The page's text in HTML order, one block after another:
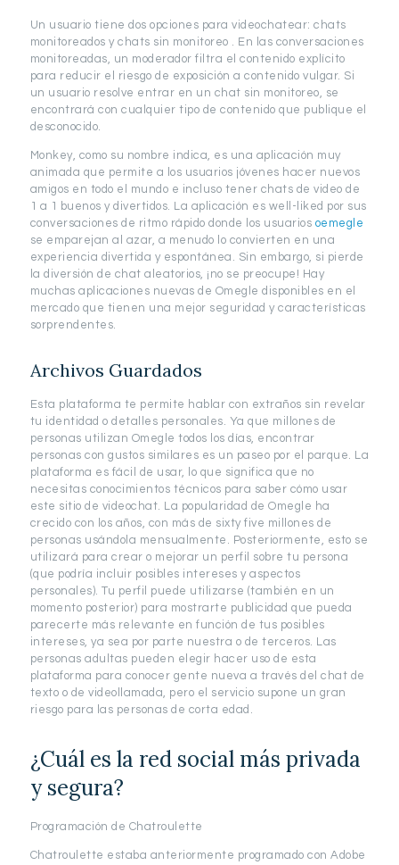
Un usuario tiene dos opciones para videochatear: chats
monitoreados y chats sin monitoreo . En las conversaciones
monitoreadas, un moderador filtra el contenido explícito
para reducir el riesgo de exposición a contenido vulgar. Si
un usuario resolve entrar en un chat sin monitoreo, se
encontrará con cualquier tipo de contenido que publique el
desconocido.
Monkey, como su nombre indica, es una aplicación muy
animada que permite a los usuarios jóvenes hacer nuevos
amigos en todo el mundo e incluso tener chats de video de
1 a 1 buenos y divertidos. La aplicación es well-liked por sus
conversaciones de ritmo rápido donde los usuarios oemegle
se emparejan al azar, a menudo lo convierten en una
experiencia divertida y espontánea. Sin embargo, si pierde
la diversión de chat aleatorios, ¡no se preocupe! Hay
muchas aplicaciones nuevas de Omegle disponibles en el
mercado que tienen una mejor seguridad y características
sorprendentes.
Archivos Guardados
Esta plataforma te permite hablar con extraños sin revelar
tu identidad o detalles personales. Ya que millones de
personas utilizan Omegle todos los días, encontrar
personas con gustos similares es un paseo por el parque. La
plataforma es fácil de usar, lo que significa que no
necesitas conocimientos técnicos para saber cómo usar
este sitio de videochat. La popularidad de Omegle ha
crecido con los años, con más de sixty five millones de
personas usándola mensualmente. Posteriormente, esto se
utilizará para crear o mejorar un perfil sobre tu persona
(que podría incluir posibles intereses y aspectos
personales). Tu perfil puede utilizarse (también en un
momento posterior) para mostrarte publicidad que pueda
parecerte más relevante en función de tus posibles
intereses, ya sea por parte nuestra o de terceros. Las
personas adultas pueden elegir hacer uso de esta
plataforma para conocer gente nueva a través del chat de
texto o de videollamada, pero el servicio supone un gran
riesgo para las personas de corta edad.
¿Cuál es la red social más privada
y segura?
Programación de Chatroulette
Chatroulette estaba anteriormente programado con Adobe